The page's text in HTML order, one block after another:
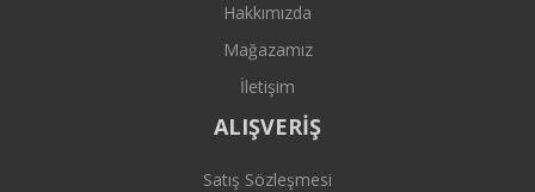
Hakkımızda
Mağazamız
İletişim
ALIŞVERİŞ
Satış Sözleşmesi